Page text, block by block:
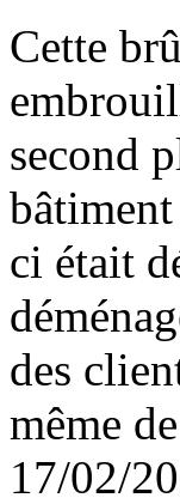
Cette
second
ci était
des
même
17/02/